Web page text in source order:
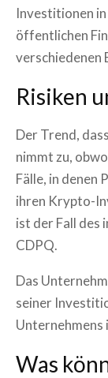
Investitionen
öffentlichen
verschiedenen
Risiken
Der Trend,
nimmt zu,
Fälle, in denen
ihren Krypto-
ist der Fall des
CDPQ.
Das
seiner
Unternehmens
Was